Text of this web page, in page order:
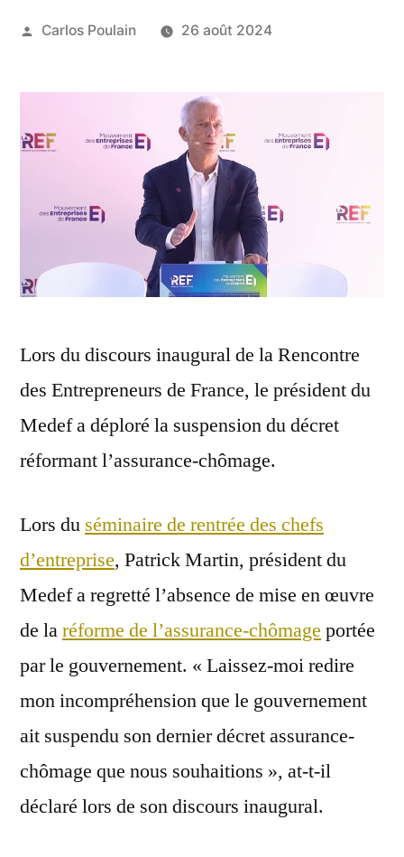
Publié
Carlos Poulain 26 août 2024
Lors du discours inaugural de la Rencontre
des Entrepreneurs de France, le président du
Medef a déploré la suspension du décret
réformant l’assurance-chômage.
Lors du séminaire de rentrée des chefs
d’entreprise, Patrick Martin, président du
Medef a regretté l’absence de mise en œuvre
de laréforme de l’assurance-chômage portée
par le gouvernement. « Laissez-moi redire
mon incompréhension que le gouvernement
ait suspendu son dernier décret assurance-
chômage que nous souhaitions », at-t-il
déclaré lors de son discours inaugural.